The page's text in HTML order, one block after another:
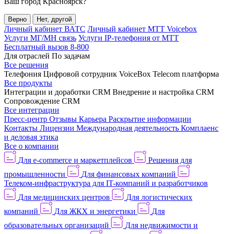
Верно Нет, другой
Личный кабинет ВАТС Личный кабинет МТТ Voicebox
Услуги МГ/МН связь Услуги IP-телефония от МТТ
Бесплатный вызов 8-800
Для отраслей По задачам
Все решения
Телефония Цифровой сотрудник VoiceBox Telecom платформа
Все продукты
Интеграции и доработки CRM Внедрение и настройка CRM
Сопровождение CRM
Все интеграции
Пресс-центр Отзывы Карьера Раскрытие информации
Контакты Лицензии Международная деятельность Комплаенс
и деловая этика
Все о компании
Для e-commerce и маркетплейсов
Решения для
промышленности
Для финансовых компаний
Телеком-инфраструктура для IT-компаний и разработчиков
Для медицинских центров
Для логистических
компаний
Для ЖКХ и энергетики
Для
образовательных организаций
Для недвижимости и